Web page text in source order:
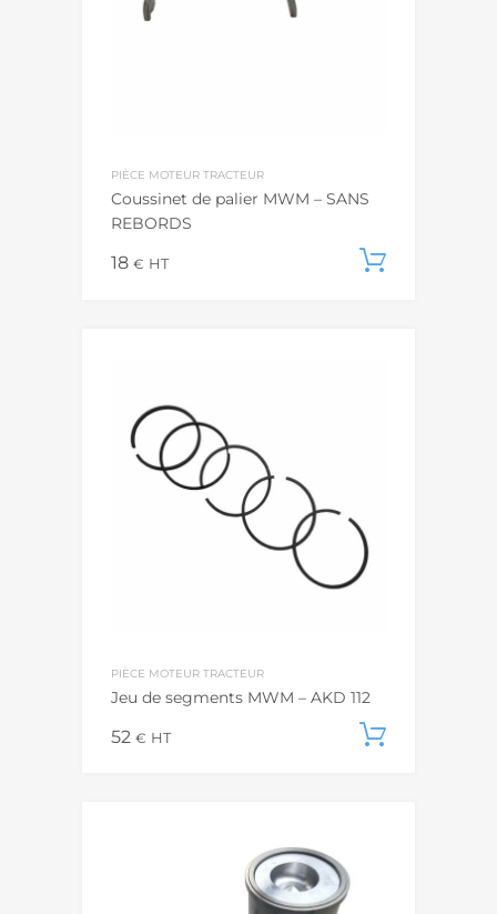
PIÈCE MOTEUR TRACTEUR
Coussinet de palier MWM – SANS
REBORDS
18 € HT
PIÈCE MOTEUR TRACTEUR
Jeu de segments MWM – AKD 112
52 € HT